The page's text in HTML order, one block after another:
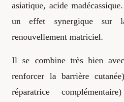
asiatique, acide
un effet synergique sur
renouvellement matriciel.
Il se combine très bien
renforcer la barrière
réparatrice